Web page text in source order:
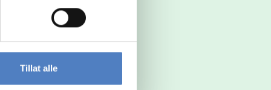
Tillat alle